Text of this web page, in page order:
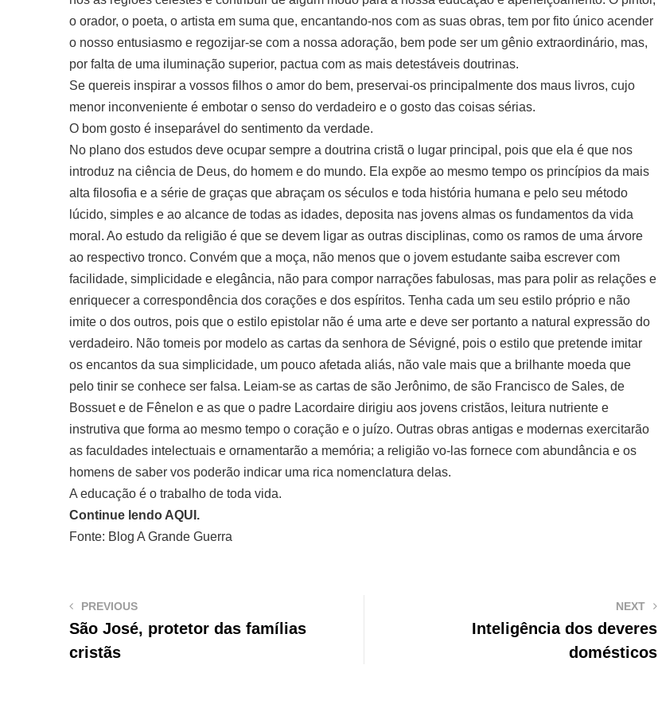
o orador, o poeta, o artista em suma que, encantando-nos com as suas obras, tem por fito único acender
o nosso entusiasmo e regozijar-se com a nossa adoração, bem pode ser um gênio extraordinário, mas,
por falta de uma iluminação superior, pactua com as mais detestáveis doutrinas.
Se quereis inspirar a vossos filhos o amor do bem, preservai-os principalmente dos maus livros, cujo
menor inconveniente é embotar o senso do verdadeiro e o gosto das coisas sérias.
O bom gosto é inseparável do sentimento da verdade.
No plano dos estudos deve ocupar sempre a doutrina cristã o lugar principal, pois que ela é que nos
introduz na ciência de Deus, do homem e do mundo. Ela expõe ao mesmo tempo os princípios da mais
alta filosofia e a série de graças que abraçam os séculos e toda história humana e pelo seu método
lúcido, simples e ao alcance de todas as idades, deposita nas jovens almas os fundamentos da vida
moral. Ao estudo da religião é que se devem ligar as outras disciplinas, como os ramos de uma árvore
ao respectivo tronco. Convém que a moça, não menos que o jovem estudante saiba escrever com
facilidade, simplicidade e elegância, não para compor narrações fabulosas, mas para polir as relações e
enriquecer a correspondência dos corações e dos espíritos. Tenha cada um seu estilo próprio e não
imite o dos outros, pois que o estilo epistolar não é uma arte e deve ser portanto a natural expressão do
verdadeiro. Não tomeis por modelo as cartas da senhora de Sévigné, pois o estilo que pretende imitar
os encantos da sua simplicidade, um pouco afetada aliás, não vale mais que a brilhante moeda que
pelo tinir se conhece ser falsa. Leiam-se as cartas de são Jerônimo, de são Francisco de Sales, de
Bossuet e de Fênelon e as que o padre Lacordaire dirigiu aos jovens cristãos, leitura nutriente e
instrutiva que forma ao mesmo tempo o coração e o juízo. Outras obras antigas e modernas exercitarão
as faculdades intelectuais e ornamentarão a memória; a religião vo-las fornece com abundância e os
homens de saber vos poderão indicar uma rica nomenclatura delas.
A educação é o trabalho de toda vida.
Continue lendo AQUI.
Fonte: Blog A Grande Guerra
PREVIOUS
São José, protetor das famílias
cristãs
NEXT
Inteligência dos deveres
domésticos